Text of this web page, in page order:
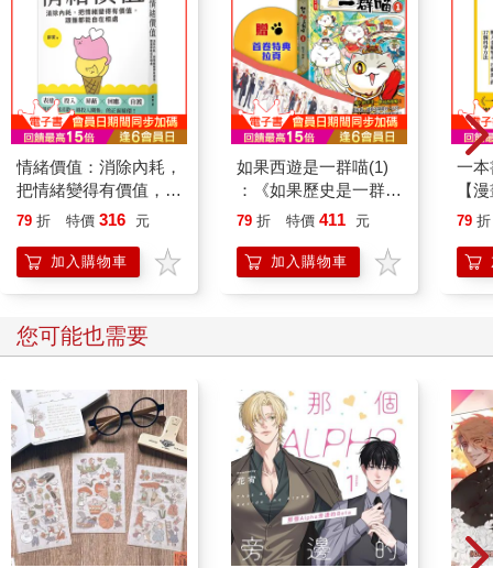
情緒價值：消除內耗，
把情緒變得有價值，跟
誰都能自在相處
79 折 特價 316 元
加入購物車
如果西遊是一群喵(1)
：《如果歷史是一群
喵》作者最新力作，附
79 折 特價 411 元
加入購物車
一
【
行
「
學方
79 折
您可能也需要